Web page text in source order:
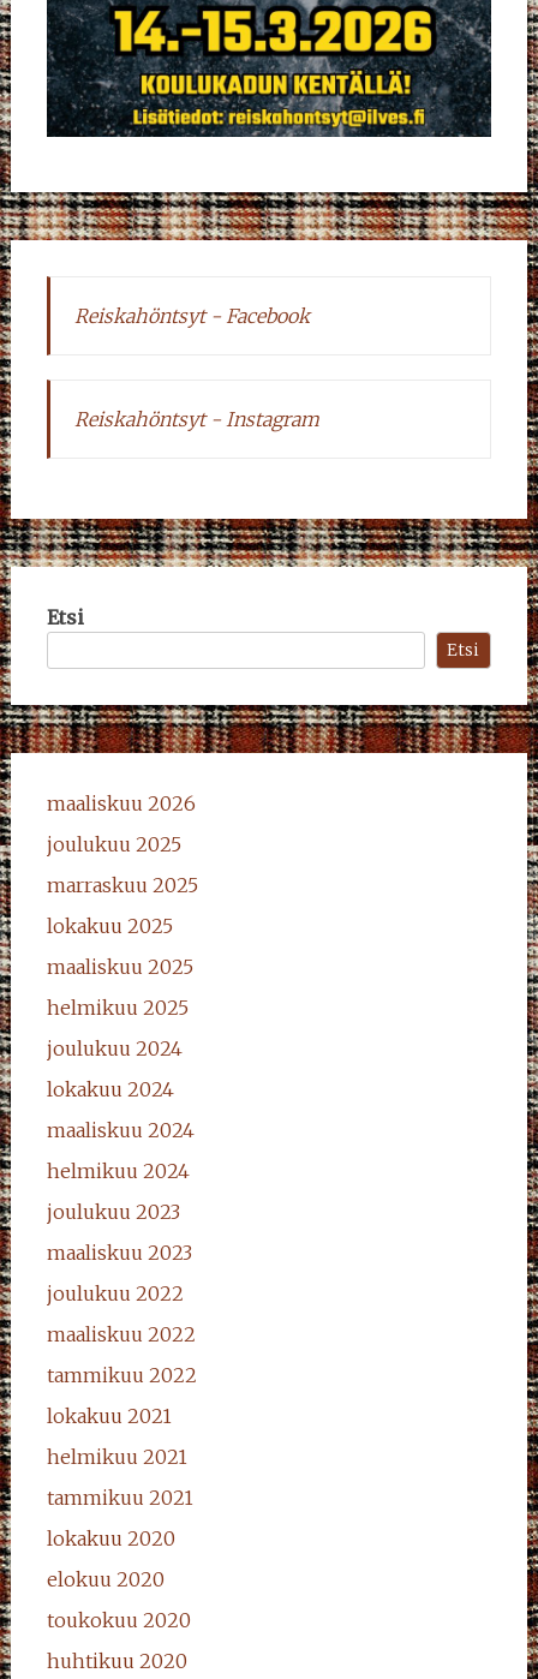
Reiskahöntsyt - Facebook
Reiskahöntsyt - Instagram
Etsi
Etsi
maaliskuu 2026
joulukuu 2025
marraskuu 2025
lokakuu 2025
maaliskuu 2025
helmikuu 2025
joulukuu 2024
lokakuu 2024
maaliskuu 2024
helmikuu 2024
joulukuu 2023
maaliskuu 2023
joulukuu 2022
maaliskuu 2022
tammikuu 2022
lokakuu 2021
helmikuu 2021
tammikuu 2021
lokakuu 2020
elokuu 2020
toukokuu 2020
huhtikuu 2020